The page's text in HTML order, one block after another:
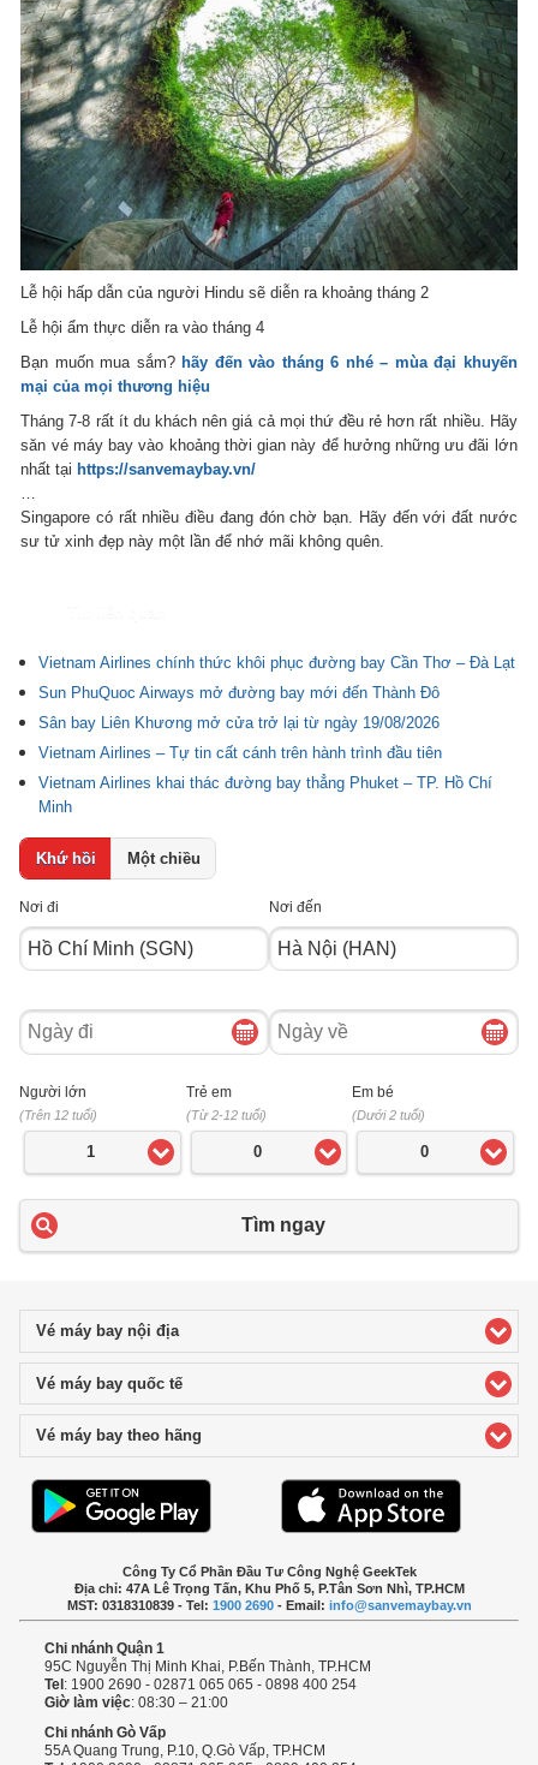
Lễ hội hấp dẫn của người Hindu sẽ diễn ra khoảng tháng 2
Lễ hội ẩm thực diễn ra vào tháng 4
Bạn muốn mua sắm? hãy đến vào tháng 6 nhé – mùa đại khuyến
mại của mọi thương hiệu
Tháng 7-8 rất ít du khách nên giá cả mọi thứ đều rẻ hơn rất nhiều. Hãy
săn vé máy bay vào khoảng thời gian này để hưởng những ưu đãi lớn
nhất tại https://sanvemaybay.vn/
Singapore có rất nhiều điều đang đón chờ bạn. Hãy đến với đất nước
sư tử xinh đẹp này một lần để nhớ mãi không quên.
Vietnam Airlines chính thức khôi phục đường bay Cần Thơ – Đà Lạt
Sun PhuQuoc Airways mở đường bay mới đến Thành Đô
Sân bay Liên Khương mở cửa trở lại từ ngày 19/08/2026
Vietnam Airlines – Tự tin cất cánh trên hành trình đầu tiên
Vietnam Airlines khai thác đường bay thẳng Phuket – TP. Hồ Chí
Minh
Khứ hồi Một chiều
Nơi đi Nơi đến
Ngày
đi
Ngày
về
Người lớn
(Trên 12 tuổi)
1
Trẻ em
(Từ 2-12 tuổi)
0
Em bé
(Dưới 2 tuổi)
0
Tìm ngay
Vé máy bay nội địaclick to expand contents
Vé máy bay quốc tếclick to expand contents
Vé máy bay theo hãng
Công Ty Cổ Phần Đầu Tư Công Nghệ GeekTek
Địa chỉ: 47A Lê Trọng Tấn, Khu Phố 5, P.Tân Sơn Nhì, TP.HCM
MST: 0318310839 - Tel: 1900 2690- Email: info@sanvemaybay.vn
Chi nhánh Quận 1
95C Nguyễn Thị Minh Khai, P.Bến Thành, TP.HCM
Tel: 1900 2690 - 02871 065 065 - 0898 400 254
Giờ làm việc: 08:30 – 21:00
Chi nhánh Gò Vấp
55A Quang Trung, P.10, Q.Gò Vấp, TP.HCM